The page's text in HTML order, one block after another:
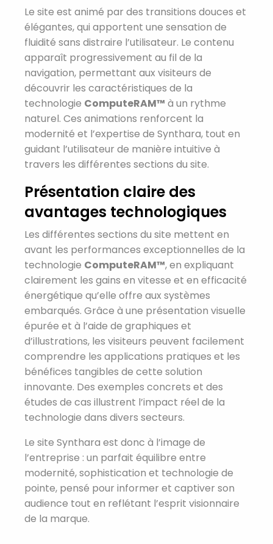
Le site est animé par des transitions douces et
élégantes, qui apportent une sensation de
fluidité sans distraire l’utilisateur. Le contenu
apparaît progressivement au fil de la
navigation, permettant aux visiteurs de
découvrir les caractéristiques de la
technologie ComputeRAM™ à un rythme
naturel. Ces animations renforcent la
modernité et l’expertise de Synthara, tout en
guidant l’utilisateur de manière intuitive à
travers les différentes sections du site.
Présentation claire des
avantages technologiques
Les différentes sections du site mettent en
avant les performances exceptionnelles de la
technologie ComputeRAM™, en expliquant
clairement les gains en vitesse et en efficacité
énergétique qu’elle offre aux systèmes
embarqués. Grâce à une présentation visuelle
épurée et à l’aide de graphiques et
d’illustrations, les visiteurs peuvent facilement
comprendre les applications pratiques et les
bénéfices tangibles de cette solution
innovante. Des exemples concrets et des
études de cas illustrent l’impact réel de la
technologie dans divers secteurs.
Le site Synthara est donc à l’image de
l’entreprise : un parfait équilibre entre
modernité, sophistication et technologie de
pointe, pensé pour informer et captiver son
audience tout en reflétant l’esprit visionnaire
de la marque.